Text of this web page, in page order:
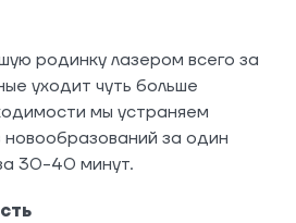
родинку лазером всего за
уходит чуть больше
мы устраняем
новообразований за один
30-40 минут.